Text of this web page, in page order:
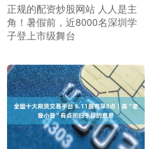
正规的配资炒股网站 人人是主
角！暑假前，近8000名深圳学
子登上市级舞台